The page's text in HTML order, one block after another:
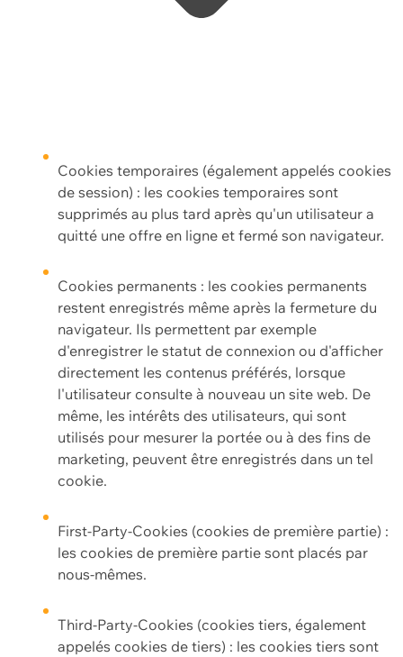
Cookies temporaires (également appelés cookies
de session) : les cookies temporaires sont
supprimés au plus tard après qu'un utilisateur a
quitté une offre en ligne et fermé son navigateur.
Cookies permanents : les cookies permanents
restent enregistrés même après la fermeture du
navigateur. Ils permettent par exemple
d'enregistrer le statut de connexion ou d'afficher
directement les contenus préférés, lorsque
l'utilisateur consulte à nouveau un site web. De
même, les intérêts des utilisateurs, qui sont
utilisés pour mesurer la portée ou à des fins de
marketing, peuvent être enregistrés dans un tel
cookie.
First-Party-Cookies (cookies de première partie) :
les cookies de première partie sont placés par
nous-mêmes.
Third-Party-Cookies (cookies tiers, également
appelés cookies de tiers) : les cookies tiers sont